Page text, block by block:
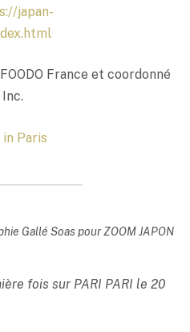
japan-
France et coordonné
Paris
Gallé Soas pour ZOOM JAPON
fois sur PARI PARI le 20